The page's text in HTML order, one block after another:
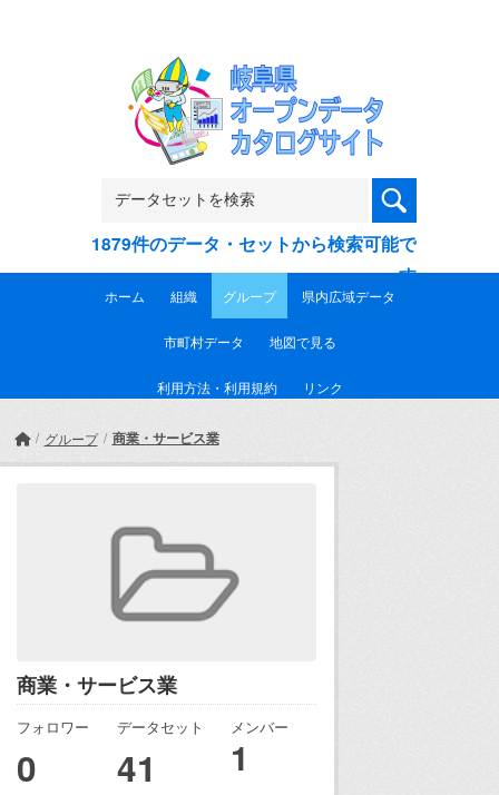
1879件のデータ・セットから検索可能で
す
ホーム 組織 グループ 県内広域データ
市町村データ 地図で見る
利用方法・利用規約 リンク
グループ 商業・サービス業
商業・サービス業
フォロワー
0
データセット
41
メンバー
1